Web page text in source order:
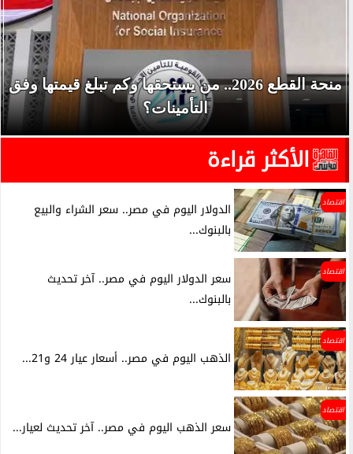
منحة القطع 2026.. من يستحقها وكم تبلغ قيمتها وفق
التأمينات؟
الأكثر قراءة
اقتصاد
الدولار اليوم في مصر.. سعر الشراء والبيع
بالبنوك...
اقتصاد
سعر الدولار اليوم في مصر.. آخر تحديث
بالبنوك...
اقتصاد
الذهب اليوم في مصر.. أسعار عيار 24 و21...
اقتصاد
سعر الذهب اليوم في مصر.. آخر تحديث لعيار...